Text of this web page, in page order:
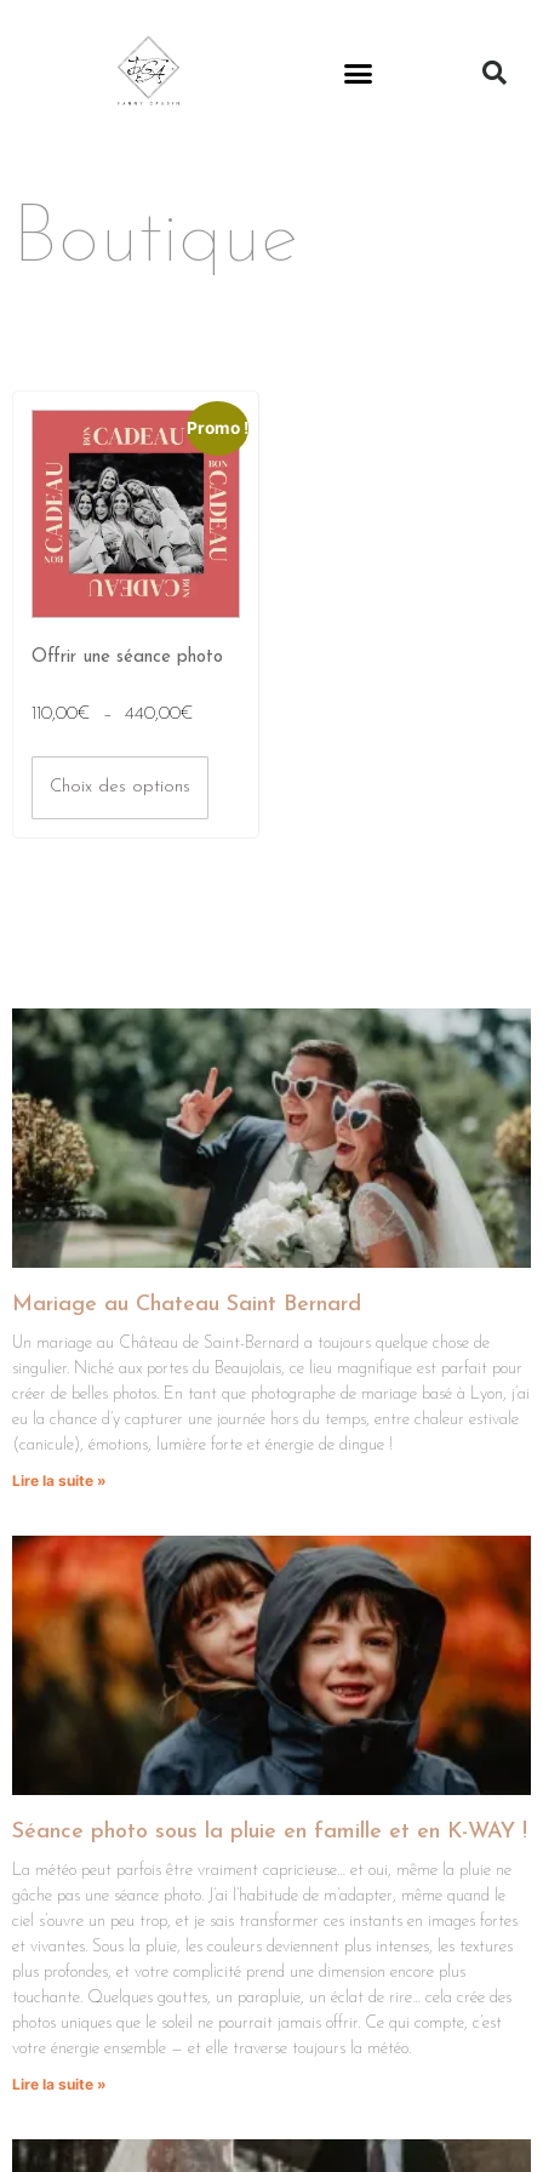
Boutique
Promo !
Offrir une séance photo
110,00€ – 440,00€
Choix des options
Mariage au Chateau Saint Bernard
Un mariage au Château de Saint-Bernard a toujours quelque chose de
singulier. Niché aux portes du Beaujolais, ce lieu magnifique est parfait pour
créer de belles photos. En tant que photographe de mariage basé à Lyon, j’ai
eu la chance d’y capturer une journée hors du temps, entre chaleur estivale
(canicule), émotions, lumière forte et énergie de dingue !
Lire la suite »
Séance photo sous la pluie en famille et en K-WAY !
La météo peut parfois être vraiment capricieuse… et oui, même la pluie ne
gâche pas une séance photo. J’ai l’habitude de m’adapter, même quand le
ciel s’ouvre un peu trop, et je sais transformer ces instants en images fortes
et vivantes. Sous la pluie, les couleurs deviennent plus intenses, les textures
plus profondes, et votre complicité prend une dimension encore plus
touchante. Quelques gouttes, un parapluie, un éclat de rire… cela crée des
photos uniques que le soleil ne pourrait jamais offrir. Ce qui compte, c’est
votre énergie ensemble — et elle traverse toujours la météo.
Lire la suite »